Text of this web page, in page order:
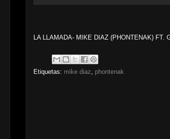
LA LLAMADA- MIKE DIAZ (PHONTENAK) FT.
Etiquetas: mike diaz, phontenak